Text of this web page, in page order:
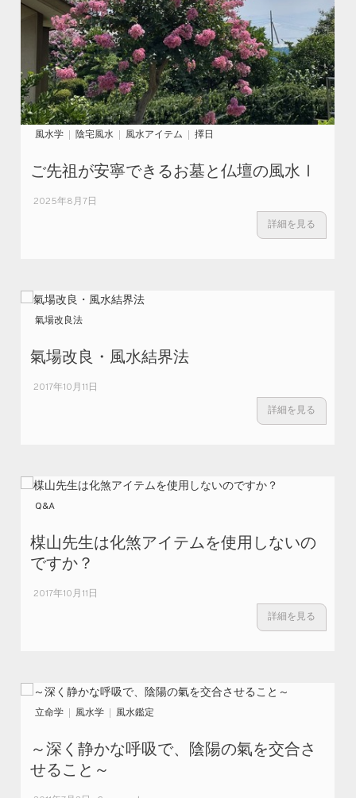
風水学 陰宅風水 風水アイテム 擇日
ご先祖が安寧できるお墓と仏壇の風水Ⅰ
2025年8月7日
詳細を見る
氣場改良法
氣場改良・風水結界法
2017年10月11日
詳細を見る
Q&A
楳山先生は化煞アイテムを使用しないの
ですか？
2017年10月11日
詳細を見る
立命学 風水学 風水鑑定
～深く静かな呼吸で、陰陽の氣を交合さ
せること～